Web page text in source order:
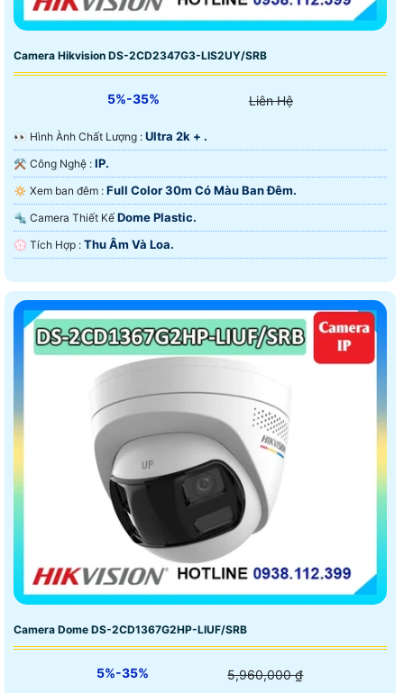
Camera Hikvision DS-2CD2347G3-LIS2UY/SRB
5%-35% Liên Hệ
️👀 Hình Ành Chất Lượng : Ultra 2k + .
⚒ Công Nghệ : IP.
🔅 Xem ban đêm : Full Color 30m Có Màu Ban Ðêm.
🔩 Camera Thiết Kế Dome Plastic.
️💮 Tích Hợp : Thu Âm Và Loa.
Camera Dome DS-2CD1367G2HP-LIUF/SRB
5%-35% 5,960,000 ₫